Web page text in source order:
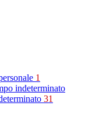
1
indeterminato
31